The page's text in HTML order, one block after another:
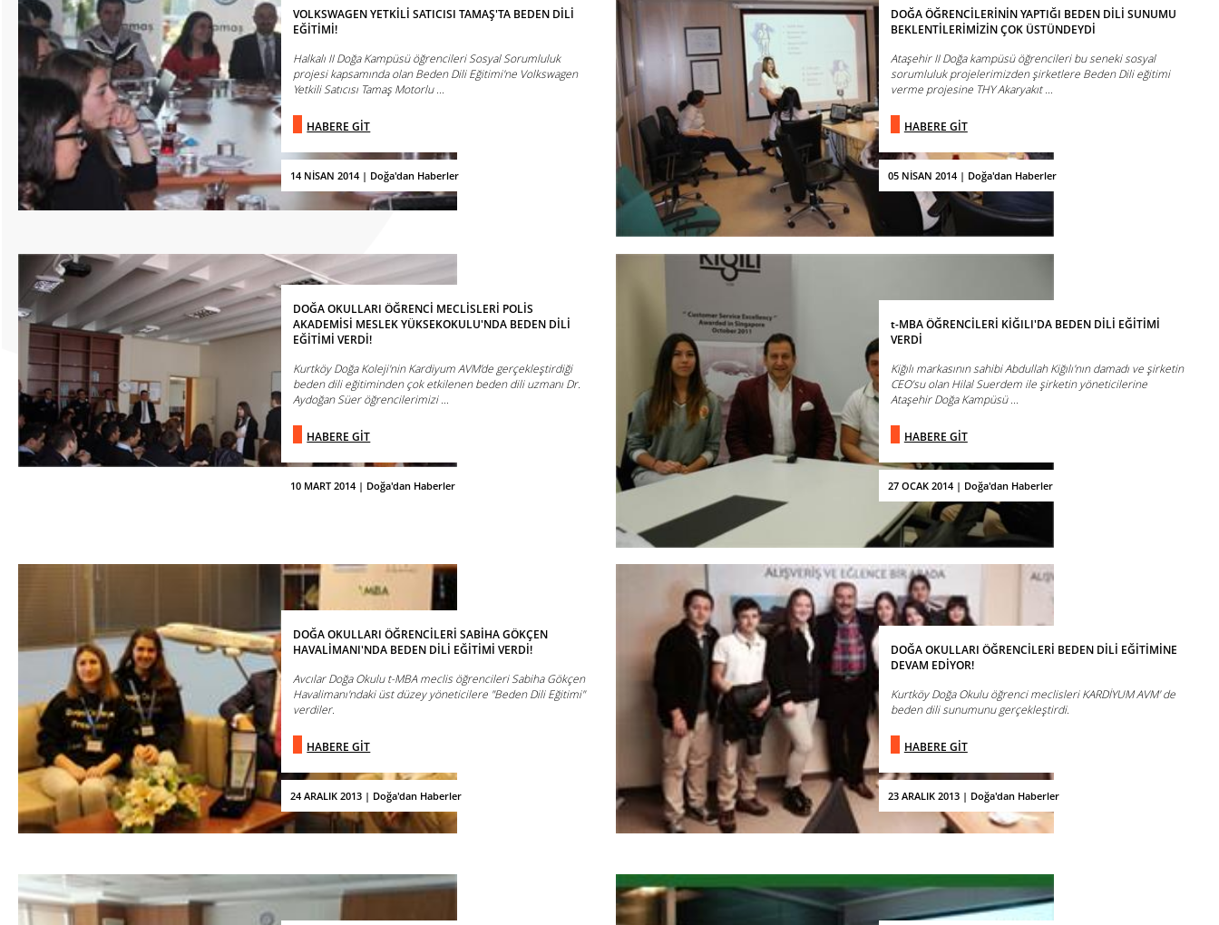
14 NİSAN 2014 | Doğa'dan Haberler
VOLKSWAGEN YETKİLİ SATICISI TAMAŞ'TA BEDEN DİLİ
EĞİTİMİ!
Halkalı II Doğa Kampüsü öğrencileri Sosyal Sorumluluk
projesi kapsamında olan Beden Dili Eğitimi'ne Volkswagen
Yetkili Satıcısı Tamaş Motorlu ...
HABERE GİT
05 NİSAN 2014 | Doğa'dan Haberler
DOĞA ÖĞRENCİLERİNİN YAPTIĞI BEDEN DİLİ SUNUMU
BEKLENTİLERİMİZİN ÇOK ÜSTÜNDEYDİ
Ataşehir II Doğa kampüsü öğrencileri bu seneki sosyal
sorumluluk projelerimizden şirketlere Beden Dili eğitimi
verme projesine THY Akaryakıt ...
HABERE GİT
10 MART 2014 | Doğa'dan Haberler
DOĞA OKULLARI ÖĞRENCİ MECLİSLERİ POLİS
AKADEMİSİ MESLEK YÜKSEKOKULU'NDA BEDEN DİLİ
EĞİTİMİ VERDİ!
Kurtköy Doğa Koleji'nin Kardiyum AVM’de gerçekleştirdiği
beden dili eğitiminden çok etkilenen beden dili uzmanı Dr.
Aydoğan Süer öğrencilerimizi ...
HABERE GİT
27 OCAK 2014 | Doğa'dan Haberler
t-MBA ÖĞRENCİLERİ KİĞILI'DA BEDEN DİLİ EĞİTİMİ
VERDİ
Kiğılı markasının sahibi Abdullah Kiğılı'nın damadı ve şirketin
CEO’su olan Hilal Suerdem ile şirketin yöneticilerine
Ataşehir Doğa Kampüsü ...
HABERE GİT
24 ARALIK 2013 | Doğa'dan Haberler
DOĞA OKULLARI ÖĞRENCİLERİ SABİHA GÖKÇEN
HAVALİMANI'NDA BEDEN DİLİ EĞİTİMİ VERDİ!
Avcılar Doğa Okulu t-MBA meclis öğrencileri Sabiha Gökçen
Havalimanı'ndaki üst düzey yöneticilere "Beden Dili Eğitimi"
verdiler.
HABERE GİT
23 ARALIK 2013 | Doğa'dan Haberler
DOĞA OKULLARI ÖĞRENCİLERİ BEDEN DİLİ EĞİTİMİNE
DEVAM EDİYOR!
Kurtköy Doğa Okulu öğrenci meclisleri KARDİYUM AVM' de
beden dili sunumunu gerçekleştirdi.
HABERE GİT